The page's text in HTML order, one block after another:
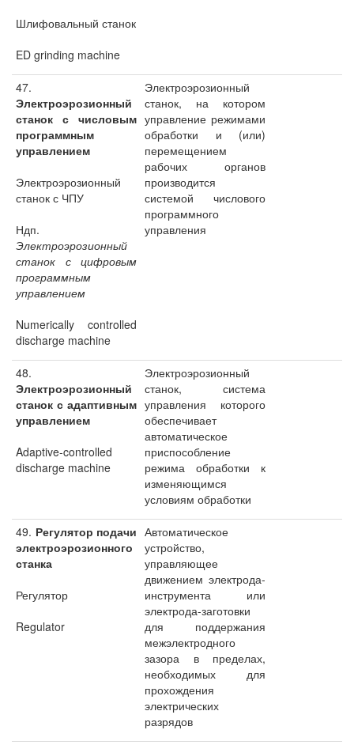
Шлифовальный станок
ED grinding machine
47.
Электроэрозионный
станок с числовым
программным
управлением
Электроэрозионный
станок с ЧПУ
Ндп.
Электроэрозионный
станок с цифровым
программным
управлением
Numerically controlled
discharge machine
Электроэрозионный
станок, на котором
управление режимами
обработки и (или)
перемещением
рабочих органов
производится
системой числового
программного
управления
48.
Электроэрозионный
станок с адаптивным
управлением
Adaptive-controlled
discharge machine
Электроэрозионный
станок, система
управления которого
обеспечивает
автоматическое
приспособление
режима обработки к
изменяющимся
условиям обработки
49. Регулятор подачи
электроэрозионного
станка
Регулятор
Regulator
Автоматическое
устройство,
управляющее
движением электрода-
инструмента или
электрода-заготовки
для поддержания
межэлектродного
зазора в пределах,
необходимых для
прохождения
электрических
разрядов